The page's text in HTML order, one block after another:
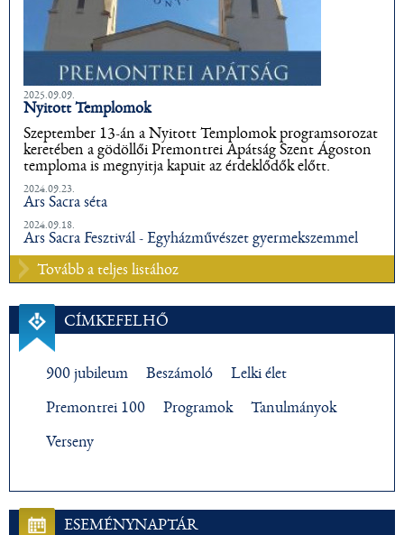
2025.09.09.
Nyitott Templomok
Szeptember 13-án a Nyitott Templomok programsorozat
keretében a gödöllői Premontrei Apátság Szent Ágoston
temploma is megnyitja kapuit az érdeklődők előtt.
2024.09.23.
Ars Sacra séta
2024.09.18.
Ars Sacra Fesztivál - Egyházművészet gyermekszemmel
Tovább a teljes listához
CÍMKEFELHŐ
900 jubileum Beszámoló Lelki élet
Premontrei 100 Programok Tanulmányok
Verseny
ESEMÉNYNAPTÁR